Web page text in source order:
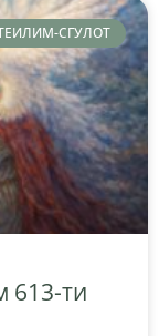
СГУЛОТ
613-ти